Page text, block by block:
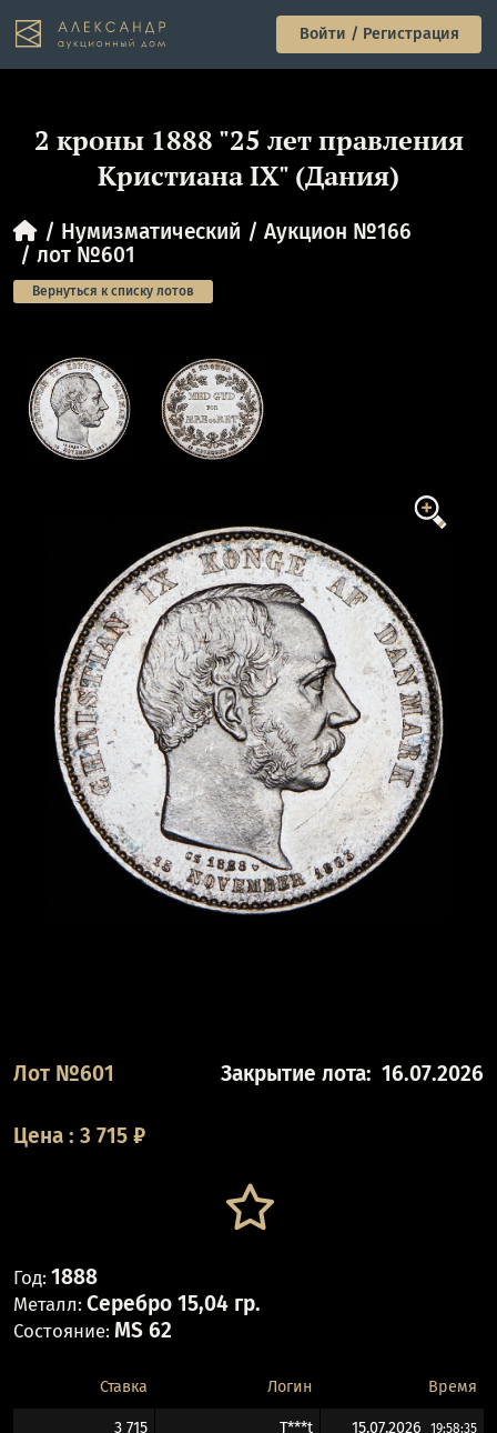
Войти / Регистрация
2 кроны 1888 "25 лет правления
Кристиана IX" (Дания)
Нумизматический
Аукцион №166
лот №601
Вернуться к списку лотов
Лот №601 Закрытие лота: 16.07.2026
Цена : 3 715 ₽
Год: 1888
Металл: Серебро 15,04 гр.
Состояние: MS 62
Ставка Логин Время
3 715 T***t 15.07.2026 19:58:35